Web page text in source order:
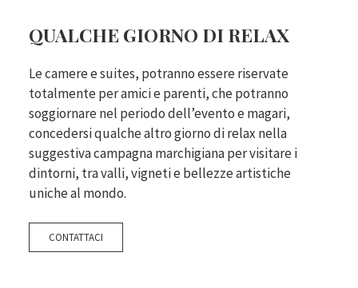
QUALCHE GIORNO DI RELAX
Le camere e suites, potranno essere riservate
totalmente per amici e parenti, che potranno
soggiornare nel periodo dell’evento e magari,
concedersi qualche altro giorno di relax nella
suggestiva campagna marchigiana per visitare i
dintorni, tra valli, vigneti e bellezze artistiche
uniche al mondo.
CONTATTACI